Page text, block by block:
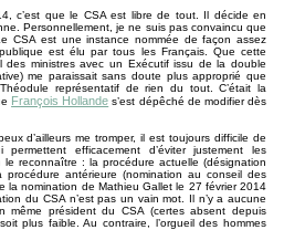
c’est que le CSA est libre de tout. Il décide en
Personnellement, je ne suis pas convaincu que
CSA est une instance nommée de façon assez
est élu par tous les Français. Que cette
des ministres avec un Exécutif issu de la double
me paraissait sans doute plus approprié que
représentatif de rien du tout. C’était la
François Hollande s’est dépêché de modifier dès
d’ailleurs me tromper, il est toujours difficile de
efficacement d’éviter justement les
reconnaître : la procédure actuelle (désignation
antérieure (nomination au conseil des
la nomination de Mathieu Gallet le 27 février 2014
du CSA n’est pas un vain mot. Il n’y a aucune
président du CSA (certes absent depuis
plus faible. Au contraire, l’orgueil des hommes